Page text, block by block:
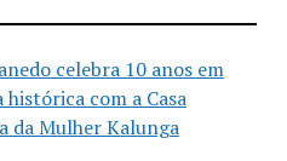
celebra 10 anos em
histórica com a Casa
da Mulher Kalunga